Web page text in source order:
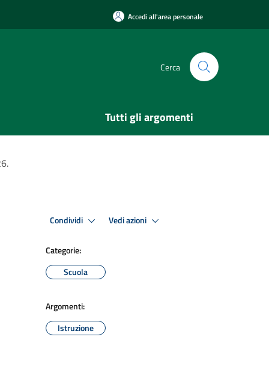
Accedi all'area personale
Cerca
Tutti gli argomenti
Condividi Vedi azioni
Categorie:
Scuola
Argomenti:
Istruzione